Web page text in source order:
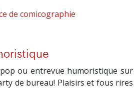
de comicographie
ou entrevue humoristique sur
de bureau! Plaisirs et fous rires